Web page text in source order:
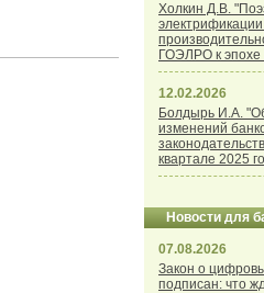
Холкин Д.В.
электрификации
ГОЭЛРО к
12.02.2026
Болдырь И.А.
изменений
квартале 2025
Новости для
07.08.2026
Закон о
подписан: что